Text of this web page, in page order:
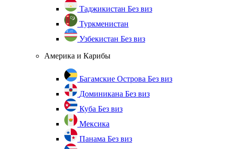
Таджикистан Без виз
Туркменистан
Узбекистан Без виз
Америка и Карибы
Багамские Острова Без виз
Доминикана Без виз
Куба Без виз
Мексика
Панама Без виз